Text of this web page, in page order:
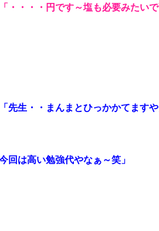
「・・・・円です～塩も必要みたい
「先生・・まんまとひっかかてますや
回は高い勉強代やなぁ～笑」